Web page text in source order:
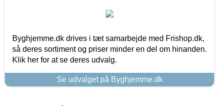
Byghjemme.dk drives i tæt samarbejde med Frishop.dk,
så deres sortiment og priser minder en del om hinanden.
Klik her for at se deres udvalg.
Se udvalget på Byghjemme.dk